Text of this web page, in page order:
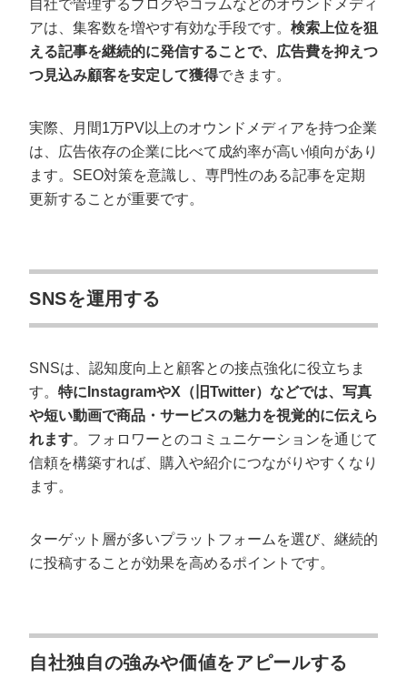
自社で管理するブログやコラムなどのオウンドメディ
アは、集客数を増やす有効な手段です。 検索上位を狙
える記事を継続的に発信することで、広告費を抑えつ
つ見込み顧客を安定して獲得できます。
実際、月間1万PV以上のオウンドメディアを持つ企業
は、広告依存の企業に比べて成約率が高い傾向があり
ます。SEO対策を意識し、専門性のある記事を定期
更新することが重要です。
SNSを運用する
SNSは、認知度向上と顧客との接点強化に役立ちま
す。 特にInstagramやX（旧Twitter）などでは、写真
や短い動画で商品・サービスの魅力を視覚的に伝えら
れます。フォロワーとのコミュニケーションを通じて
信頼を構築すれば、購入や紹介につながりやすくなり
ます。
ターゲット層が多いプラットフォームを選び、継続的
に投稿することが効果を高めるポイントです。
自社独自の強みや価値をアピールする